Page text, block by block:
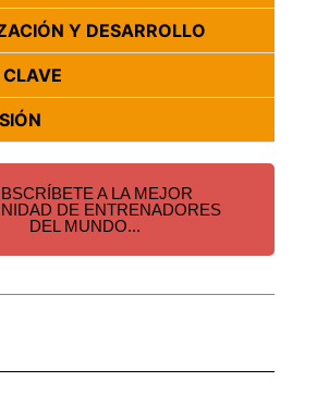
Y DESARROLLO
A LA MEJOR
DE ENTRENADORES
DEL MUNDO...